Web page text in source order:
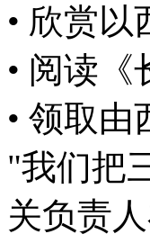
• 欣赏
• 阅读
• 领取
"我们把
关负责